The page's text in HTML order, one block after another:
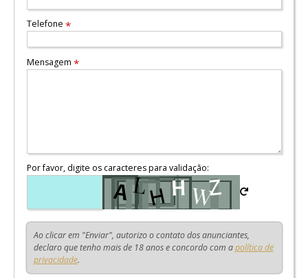
Telefone *
Mensagem *
Por favor, digite os caracteres para validação:
Ao clicar em "Enviar", autorizo o contato dos anunciantes,
declaro que tenho mais de 18 anos e concordo com apolítica de
privacidade.